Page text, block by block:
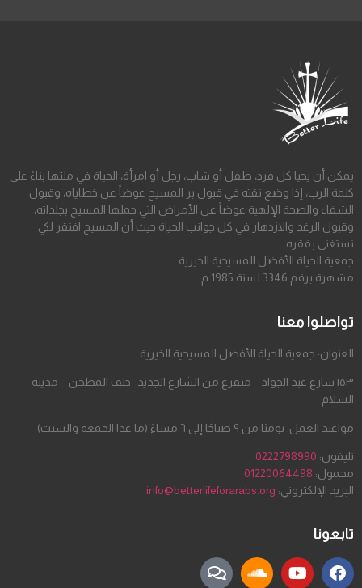
يمكن أن يحيا كل فرد، طفل أو شاب، رجل أو امرأة، الحياة في ملئها بناءً على
كلمة الرب، إذا وضع ثقته في قبول بر المسيح عوضاً عن خطاياه، وقبول
الشفاء والصحة الإلهية عوضاً عن الأمراض التي حملها المسيح بجلداته،
وقبول الرغد والازدهار في كل جوانب الحياة حيث أن المسيح افتقر لكي
نستغنى بفقره.
جمعية الحياة الأفضل المسيحية الخيرية
مشهرة برقم 3346 لسنة 1985 م
تواصلوا معنا
العنوان: جمعية الحياة الأفضل المسيحية الخيرية
١٥٣ شارع عبد الجواد – متفرع من الشارع الجديد- خلف المطحن – مدينة
السلام
مواعيد العمل: يوميًا من ٩ صباحًا إلى ٦ مساءً (ما عدا الجمعة والسبت)
تليفون: 0222798990
محمول: 01220064498
البريد الإلكتروني: info@betterlifeforarabs.org
تابعونا